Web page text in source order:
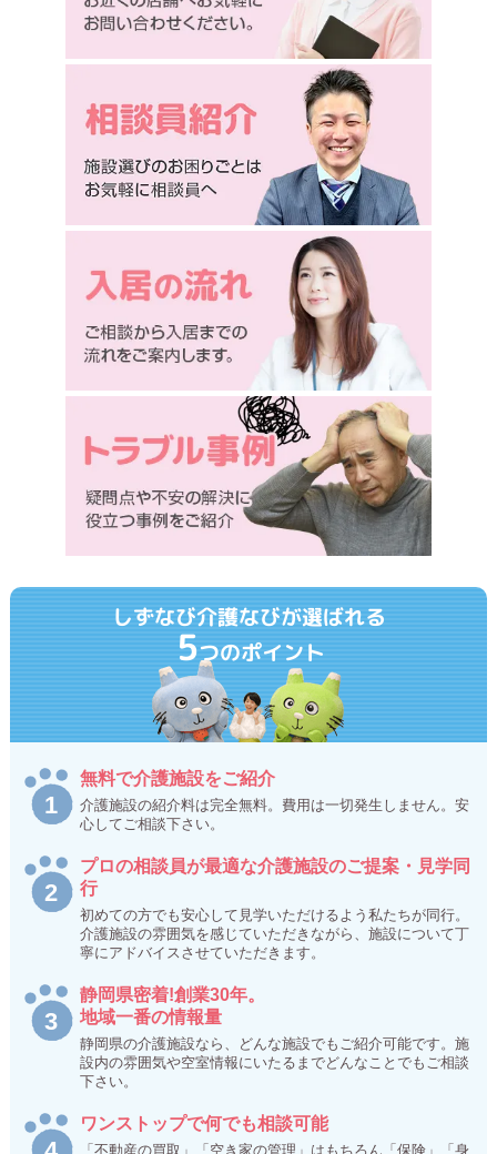
しずなび介護なびが選ばれる
5つのポイント
無料で介護施設をご紹介
介護施設の紹介料は完全無料。費用は一切発生しません。安
心してご相談下さい。
プロの相談員が最適な介護施設のご提案・見学同
行
初めての方でも安心して見学いただけるよう私たちが同行。
介護施設の雰囲気を感じていただきながら、施設について丁
寧にアドバイスさせていただきます。
静岡県密着!創業30年。
地域一番の情報量
静岡県の介護施設なら、どんな施設でもご紹介可能です。施
設内の雰囲気や空室情報にいたるまでどんなことでもご相談
下さい。
ワンストップで何でも相談可能
「不動産の買取」「空き家の管理」はもちろん「保険」「身